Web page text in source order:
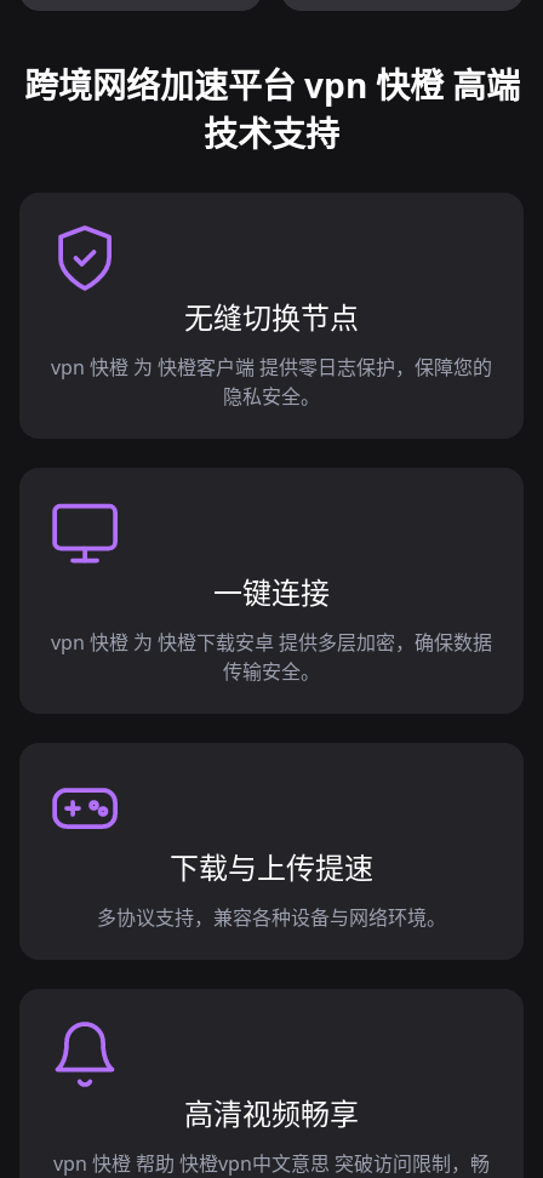
跨境网络加速平台 vpn 快橙 高端
技术支持
无缝切换节点
vpn 快橙 为 快橙客户端 提供零日志保护，保障您的
隐私安全。
一键连接
vpn 快橙 为 快橙下载安卓 提供多层加密，确保数据
传输安全。
下载与上传提速
多协议支持，兼容各种设备与网络环境。
高清视频畅享
vpn 快橙 帮助 快橙vpn中文意思 突破访问限制，畅